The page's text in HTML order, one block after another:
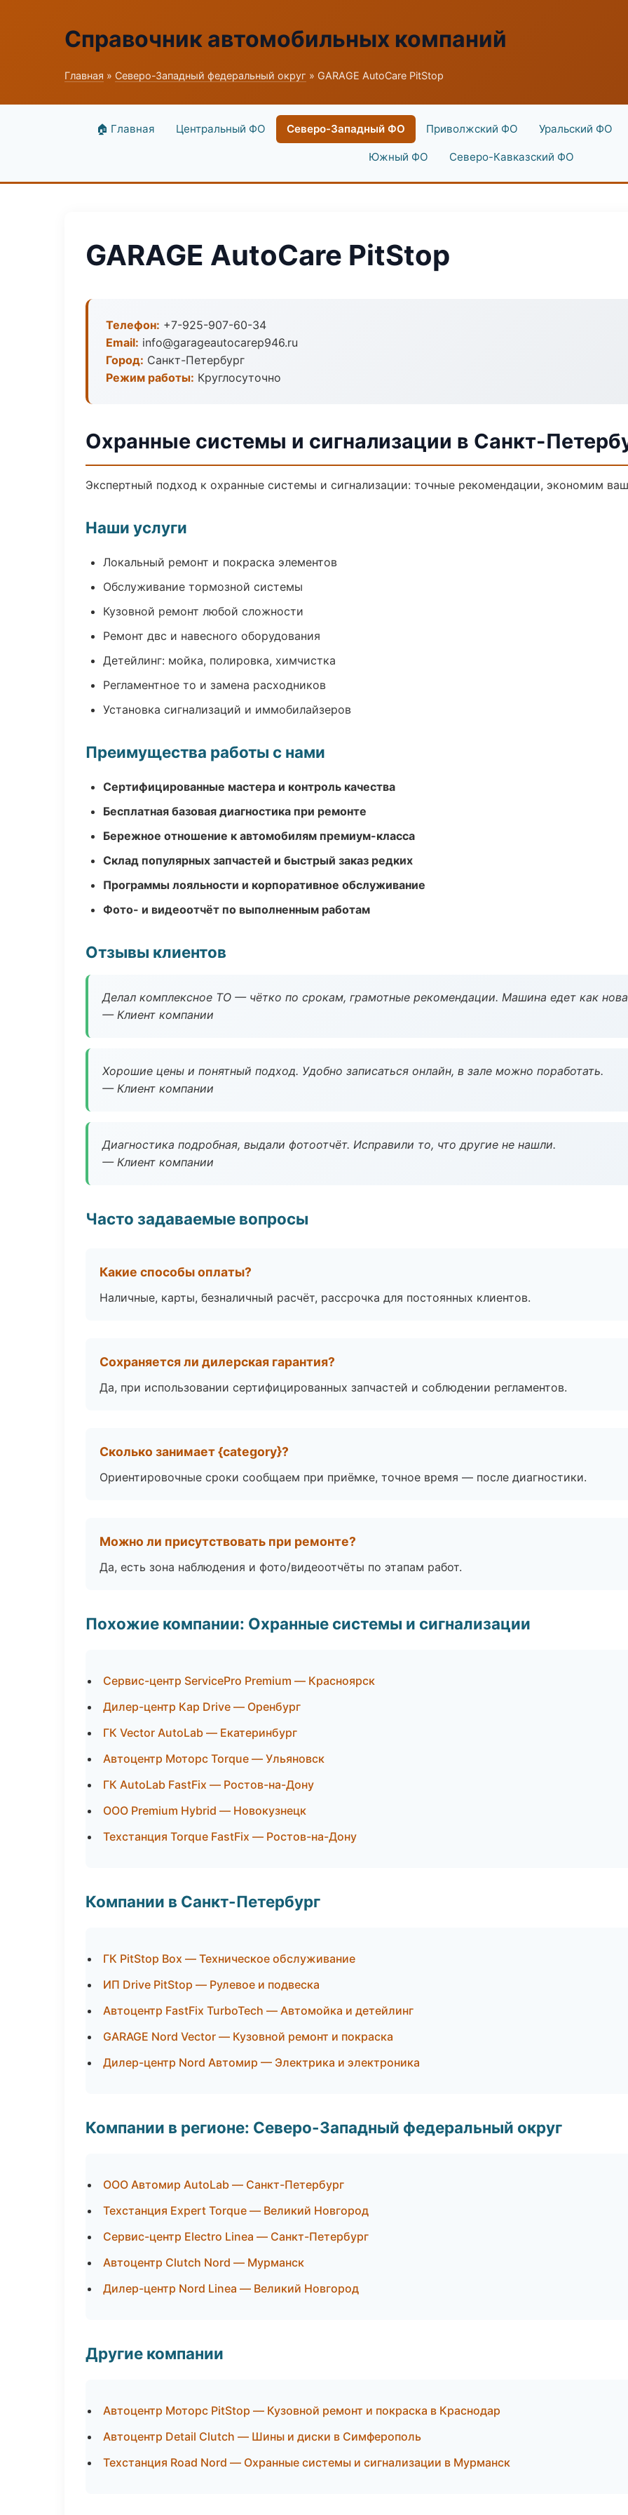
Справочник автомобильных компаний
Главная » Северо-Западный федеральный округ » GARAGE AutoCare PitStop
🏠 Главная Центральный ФО Северо-Западный ФО Приволжский ФО Уральский ФО
Южный ФО Северо-Кавказский ФО
GARAGE AutoCare PitStop
Телефон: +7-925-907-60-34
Email: info@garageautocarep946.ru
Город: Санкт-Петербург
Режим работы: Круглосуточно
Охранные системы и сигнализации в Санкт-
Экспертный подход к охранные системы и сигнализации: точные рекомендации, экономим
Наши услуги
Локальный ремонт и покраска элементов
Обслуживание тормозной системы
Кузовной ремонт любой сложности
Ремонт двс и навесного оборудования
Детейлинг: мойка, полировка, химчистка
Регламентное то и замена расходников
Установка сигнализаций и иммобилайзеров
Преимущества работы с нами
Сертифицированные мастера и контроль качества
Бесплатная базовая диагностика при ремонте
Бережное отношение к автомобилям премиум-класса
Склад популярных запчастей и быстрый заказ редких
Программы лояльности и корпоративное обслуживание
Фото- и видеоотчёт по выполненным работам
Отзывы клиентов
Делал комплексное ТО — чётко по срокам, грамотные рекомендации. Машина едет как
— Клиент компании
Хорошие цены и понятный подход. Удобно записаться онлайн, в зале можно поработать.
— Клиент компании
Диагностика подробная, выдали фотоотчёт. Исправили то, что другие не нашли.
— Клиент компании
Часто задаваемые вопросы
Какие способы оплаты?
Наличные, карты, безналичный расчёт, рассрочка для постоянных клиентов.
Сохраняется ли дилерская гарантия?
Да, при использовании сертифицированных запчастей и соблюдении регламентов.
Сколько занимает {category}?
Ориентировочные сроки сообщаем при приёмке, точное время — после диагностики.
Можно ли присутствовать при ремонте?
Да, есть зона наблюдения и фото/видеоотчёты по этапам работ.
Похожие компании: Охранные системы и сигнализации
Сервис-центр ServicePro Premium — Красноярск
Дилер-центр Кар Drive — Оренбург
ГК Vector AutoLab — Екатеринбург
Автоцентр Моторс Torque — Ульяновск
ГК AutoLab FastFix — Ростов-на-Дону
ООО Premium Hybrid — Новокузнецк
Техстанция Torque FastFix — Ростов-на-Дону
Компании в Санкт-Петербург
ГК PitStop Box — Техническое обслуживание
ИП Drive PitStop — Рулевое и подвеска
Автоцентр FastFix TurboTech — Автомойка и детейлинг
GARAGE Nord Vector — Кузовной ремонт и покраска
Дилер-центр Nord Автомир — Электрика и электроника
Компании в регионе: Северо-Западный федеральный округ
ООО Автомир AutoLab — Санкт-Петербург
Техстанция Expert Torque — Великий Новгород
Сервис-центр Electro Linea — Санкт-Петербург
Автоцентр Clutch Nord — Мурманск
Дилер-центр Nord Linea — Великий Новгород
Другие компании
Автоцентр Моторс PitStop — Кузовной ремонт и покраска в Краснодар
Автоцентр Detail Clutch — Шины и диски в Симферополь
Техстанция Road Nord — Охранные системы и сигнализации в Мурманск